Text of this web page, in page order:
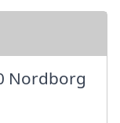
Nordborg